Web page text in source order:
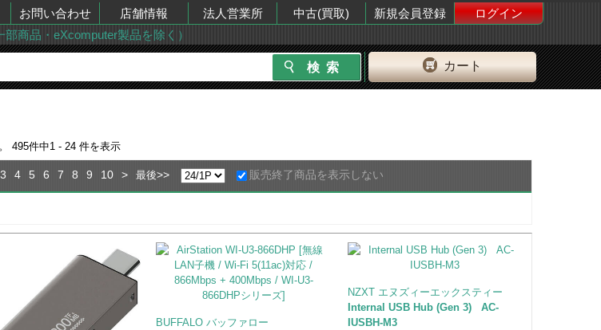
お問い合わせ 店舗情報 法人営業所 中古(買取) 新規会員登録
ログイン
商品・eXcomputer製品を除く）
カート
495件中1 - 24 件を表示
3 4 5 6 7 8 9 10 > 最後>> 販売終了商品を表示しない
BUFFALO バッファロー
NZXT エヌズィーエックスティー
Internal USB Hub (Gen 3) AC-
IUSBH-M3